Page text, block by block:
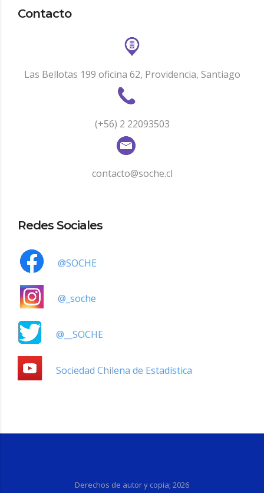
Contacto
Las Bellotas 199 oficina 62, Providencia, Santiago
(+56) 2 22093503
contacto@soche.cl
Redes Sociales
@SOCHE
@_soche
@__SOCHE
Sociedad Chilena de Estadística
Derechos de autor y copia; 2026